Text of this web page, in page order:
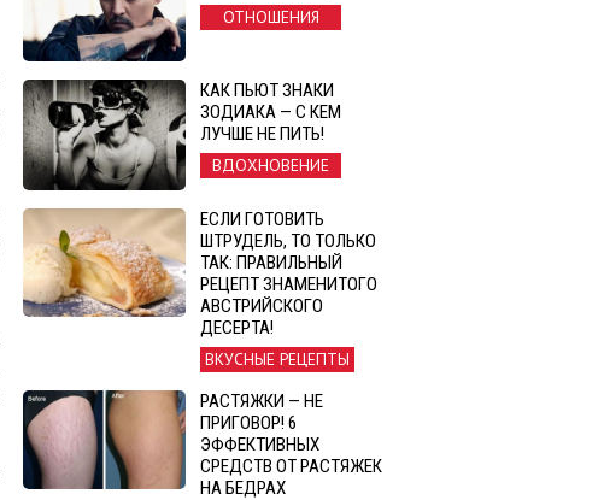
ОТНОШЕНИЯ
КАК ПЬЮТ ЗНАКИ
ЗОДИАКА — С КЕМ
ЛУЧШЕ НЕ ПИТЬ!
ВДОХНОВЕНИЕ
ЕСЛИ ГОТОВИТЬ
ШТРУДЕЛЬ, ТО ТОЛЬКО
ТАК: ПРАВИЛЬНЫЙ
РЕЦЕПТ ЗНАМЕНИТОГО
АВСТРИЙСКОГО
ДЕСЕРТА!
ВКУСНЫЕ РЕЦЕПТЫ
РАСТЯЖКИ — НЕ
ПРИГОВОР! 6
ЭФФЕКТИВНЫХ
СРЕДСТВ ОТ РАСТЯЖЕК
НА БЕДРАХ